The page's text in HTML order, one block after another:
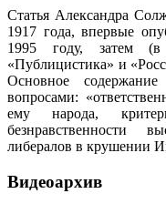
Статья Александра
1917 года, впервые
1995 году, затем
«Публицистика» и
Основное
вопросами:
ему народа,
безнравственности
либералов в крушении
Видеоархив